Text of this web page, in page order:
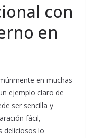
con
en
en muchas
ejemplo claro de
ser sencilla y
fácil,
deliciosos lo